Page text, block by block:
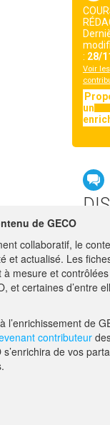
: 28/
Voir les
un
DE GECO
de GECO
collaboratif, le
et actualisé. Les
mesure et
et certaines d’entre
l’enrichissement de
contributeur
de vos